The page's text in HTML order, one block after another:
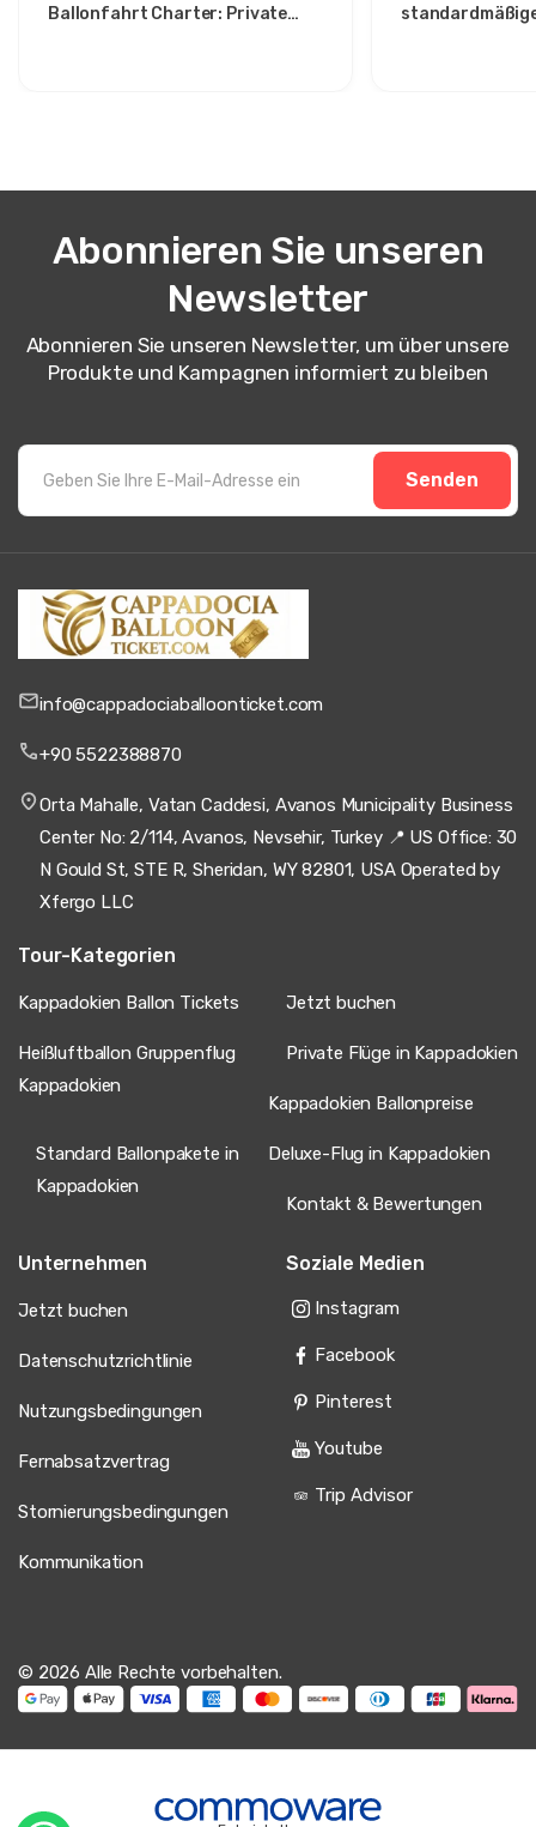
Ballonfahrt Charter: Private
Abonnieren Sie unseren
Newsletter
Abonnieren Sie unseren Newsletter, um über unsere
Produkte und Kampagnen informiert zu bleiben
Senden
info@cappadociaballoonticket.com
+90 5522388870
Orta Mahalle, Vatan Caddesi, Avanos Municipality Business
Center No: 2/114, Avanos, Nevsehir, Turkey 📍 US Office: 30
N Gould St, STE R, Sheridan, WY 82801, USA Operated by
Xfergo LLC
Tour-Kategorien
Kappadokien Ballon Tickets Jetzt buchen
Heißluftballon Gruppenflug
Kappadokien
Private Flüge in Kappadokien
Kappadokien Ballonpreise
Standard Ballonpakete in
Kappadokien
Deluxe-Flug in Kappadokien
Kontakt & Bewertungen
Unternehmen
Jetzt buchen
Datenschutzrichtlinie
Nutzungsbedingungen
Fernabsatzvertrag
Stornierungsbedingungen
Kommunikation
Soziale Medien
Instagram
Facebook
Pinterest
Youtube
Trip Advisor
© 2026 Alle Rechte vorbehalten.